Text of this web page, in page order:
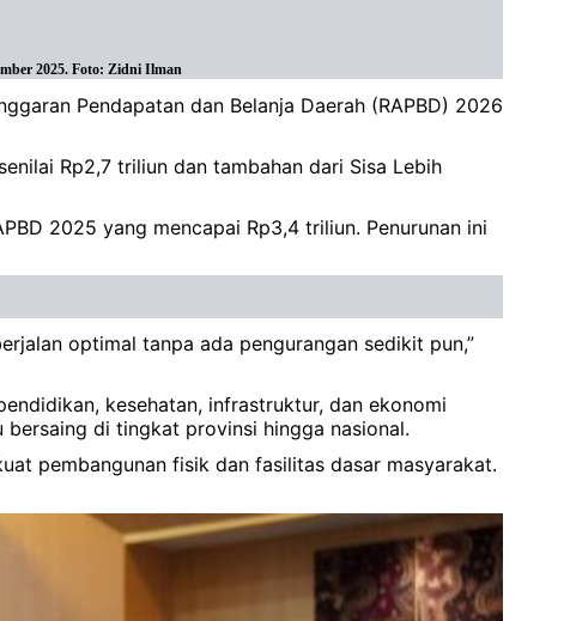
2025. Foto: Zidni Ilman
Pendapatan dan Belanja Daerah (RAPBD) 2026
Rp2,7 triliun dan tambahan dari Sisa Lebih
2025 yang mencapai Rp3,4 triliun. Penurunan ini
optimal tanpa ada pengurangan sedikit pun,”
kesehatan, infrastruktur, dan ekonomi
di tingkat provinsi hingga nasional.
pembangunan fisik dan fasilitas dasar masyarakat.